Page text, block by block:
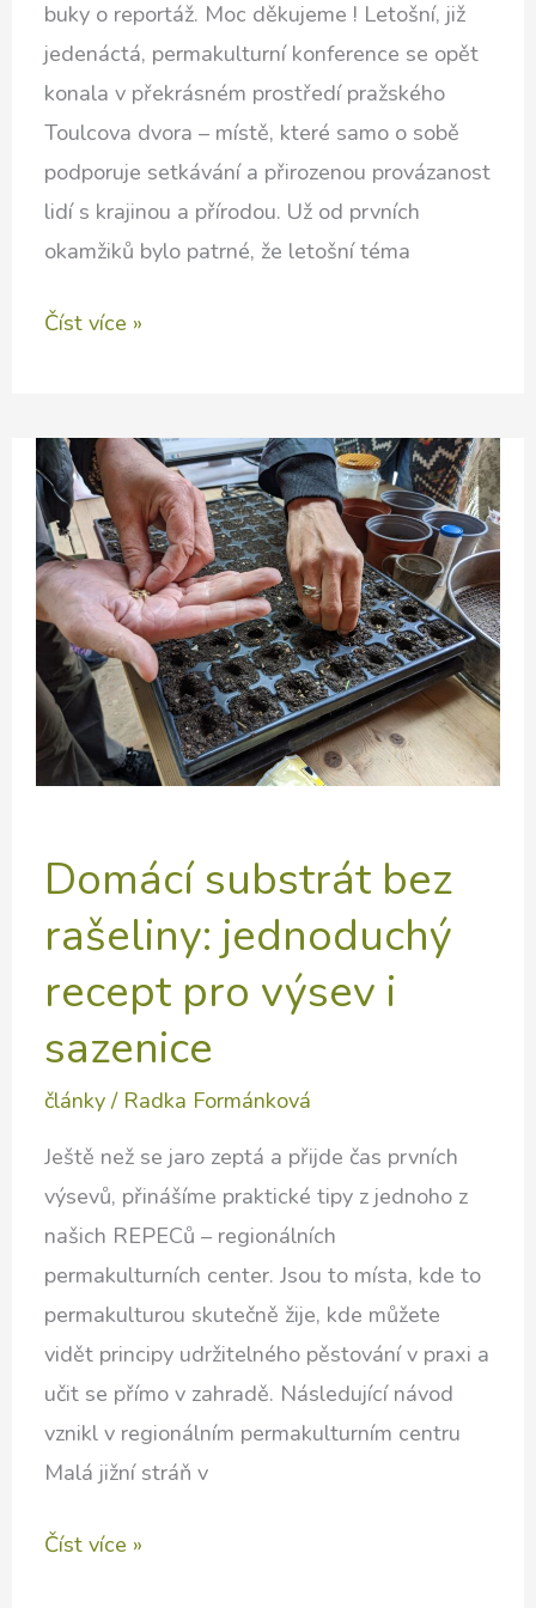
buky o reportáž. Moc děkujeme ! Letošní, již
jedenáctá, permakulturní konference se opět
konala v překrásném prostředí pražského
Toulcova dvora – místě, které samo o sobě
podporuje setkávání a přirozenou provázanost
lidí s krajinou a přírodou. Už od prvních
okamžiků bylo patrné, že letošní téma
Jaký
ročník
permakulturní
konference
VZTAHY
V
PERMAKULTUŘE
Číst více »
Domácí substrát bez
rašeliny: jednoduchý
recept pro výsev i
sazenice
články/ Radka Formánková
Ještě než se jaro zeptá a přijde čas prvních
výsevů, přinášíme praktické tipy z jednoho z
našich REPECů – regionálních
permakulturních center. Jsou to místa, kde to
permakulturou skutečně žije, kde můžete
vidět principy udržitelného pěstování v praxi a
učit se přímo v zahradě. Následující návod
vznikl v regionálním permakulturním centru
Malá jižní stráň v
Domácí
Číst více »